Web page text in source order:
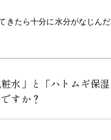
きたら十分に水分がなじん
水」と「ハトムギ保湿
すか？